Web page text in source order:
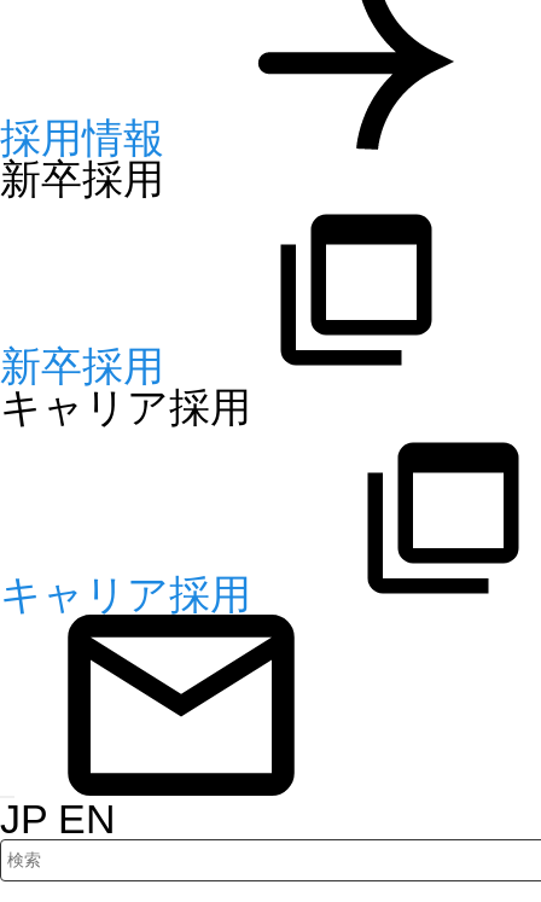
採用情報
新卒採用
新卒採用
キャリア採用
キャリア採用
JP EN
検索キーワード入力